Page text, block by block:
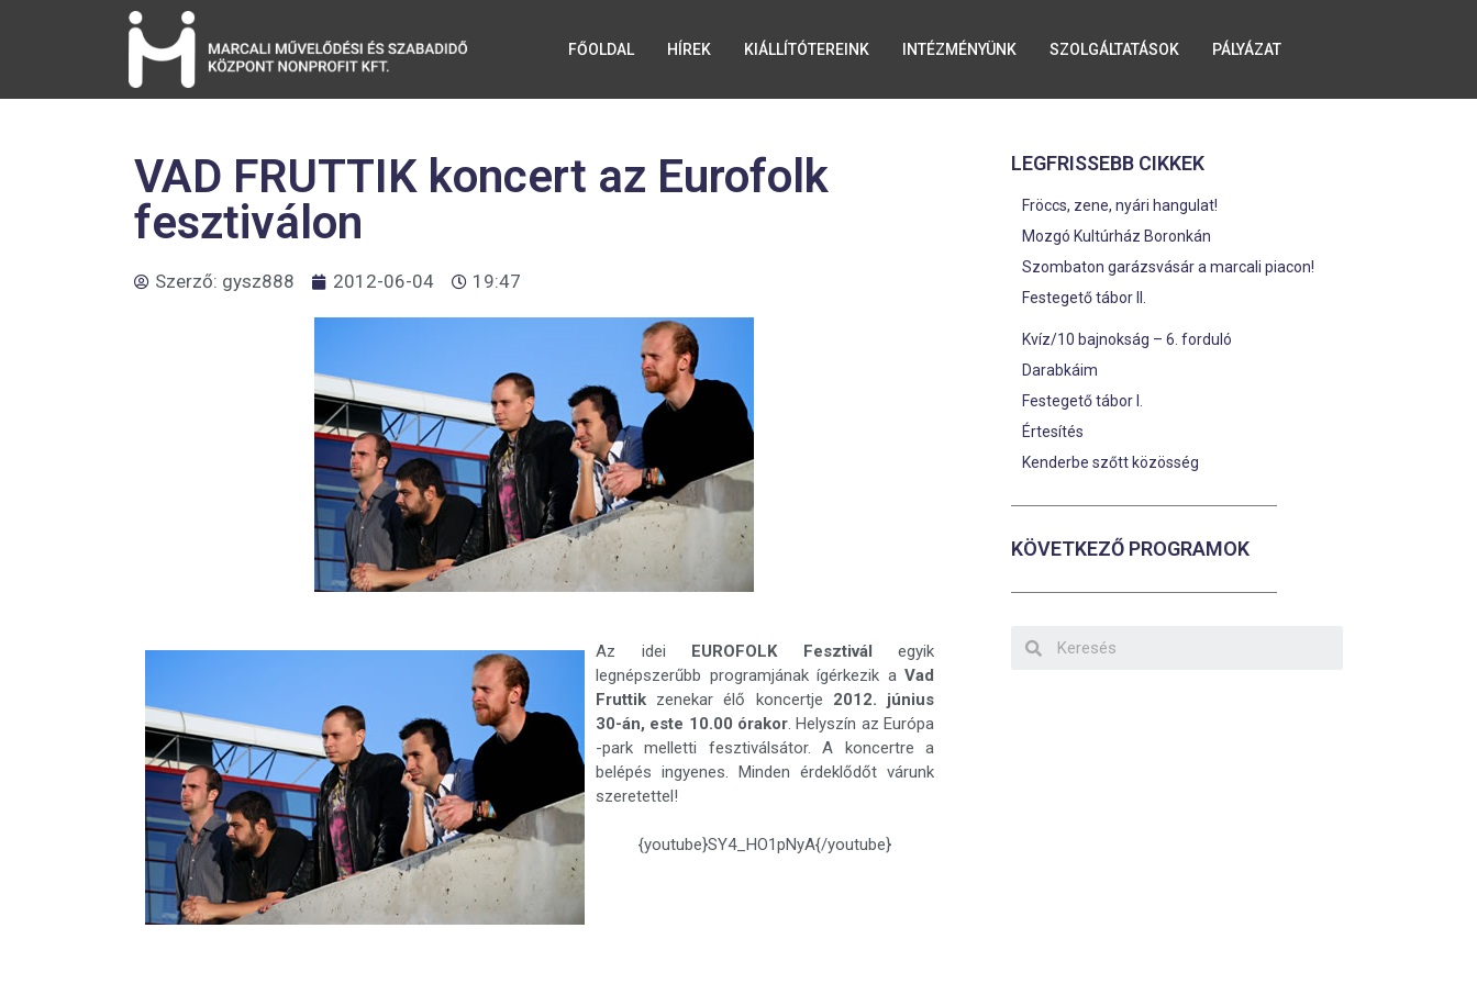
FŐOLDAL HÍREK KIÁLLÍTÓTEREINK INTÉZMÉNYÜNK SZOLGÁLTATÁSOK PÁLYÁZAT
VAD FRUTTIK koncert az Eurofolk
fesztiválon
Szerző: gysz888 2012-06-04 19:47
Az idei EUROFOLK Fesztivál egyik
legnépszerűbb programjának ígérkezik a Vad
Fruttik zenekar élő koncertje 2012. június
30-án, este 10.00 órakor . Helyszín az Európa
-park melletti fesztiválsátor. A koncertre a
belépés ingyenes. Minden érdeklődőt várunk
szeretettel!
{youtube}SY4_HO1pNyA{/youtube}
LEGFRISSEBB CIKKEK
Fröccs, zene, nyári hangulat!
Mozgó Kultúrház Boronkán
Szombaton garázsvásár a marcali piacon!
Festegető tábor II.
Kvíz/10 bajnokság – 6. forduló
Darabkáim
Festegető tábor I.
Értesítés
Kenderbe szőtt közösség
KÖVETKEZŐ PROGRAMOK